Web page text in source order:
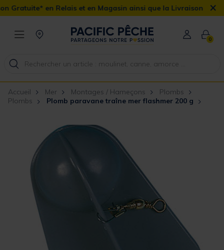
en Relais et en Magasin ainsi que la Livraison Domicile
×
0
Accueil Mer Montages / Hameçons
Plombs
Plombs
Plomb paravane traîne mer flashmer 200 g